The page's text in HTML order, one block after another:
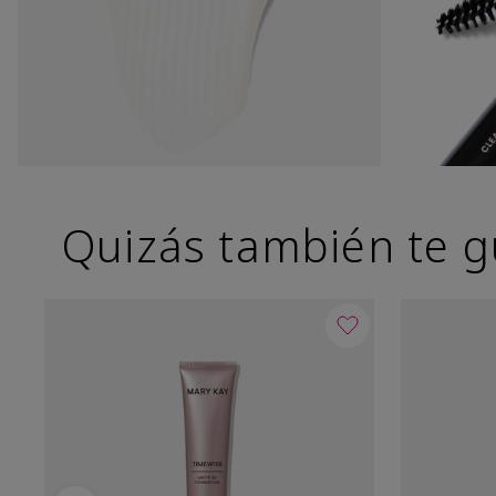
Quizás también te